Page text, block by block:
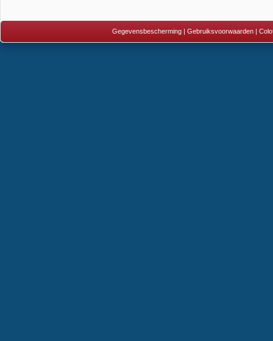
Gegevensbescherming| Gebruiksvoorwaarden|